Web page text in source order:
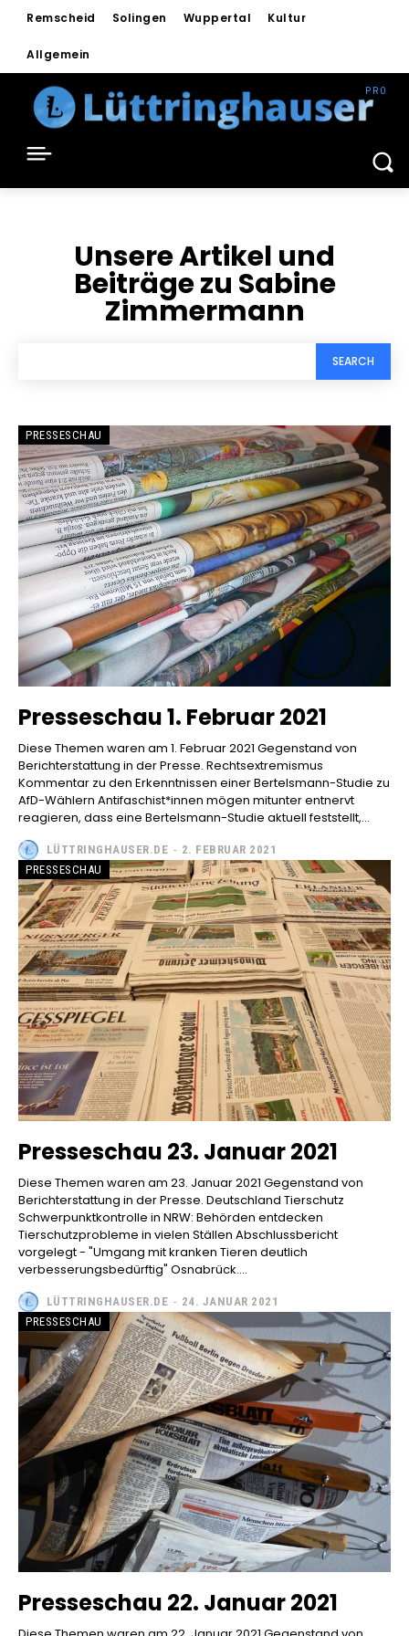
Remscheid Solingen Wuppertal Kultur
Allgemein
Unsere Artikel und
Beiträge zu Sabine
Zimmermann
SEARCH
PRESSESCHAU
Presseschau 1. Februar 2021
Diese Themen waren am 1. Februar 2021 Gegenstand von
Berichterstattung in der Presse. Rechtsextremismus
Kommentar zu den Erkenntnissen einer Bertelsmann-Studie zu
AfD-Wählern Antifaschist*innen mögen mitunter entnervt
reagieren, dass eine Bertelsmann-Studie aktuell feststellt,...
LÜTTRINGHAUSER.DE - 2. FEBRUAR 2021
PRESSESCHAU
Presseschau 23. Januar 2021
Diese Themen waren am 23. Januar 2021 Gegenstand von
Berichterstattung in der Presse. Deutschland Tierschutz
Schwerpunktkontrolle in NRW: Behörden entdecken
Tierschutzprobleme in vielen Ställen Abschlussbericht
vorgelegt - "Umgang mit kranken Tieren deutlich
verbesserungsbedürftig" Osnabrück....
LÜTTRINGHAUSER.DE - 24. JANUAR 2021
PRESSESCHAU
Presseschau 22. Januar 2021